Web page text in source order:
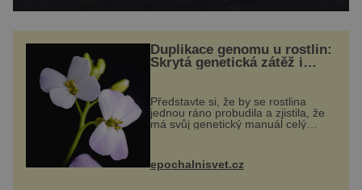
Duplikace genomu u rostlin:
Skrytá genetická zátěž i
Představte si, že by se rostlina
jednou ráno probudila a zjistila, že
má svůj genetický manuál celý
výzkumu to může být pro druhy
vstupenka...
epochalnisvet.cz